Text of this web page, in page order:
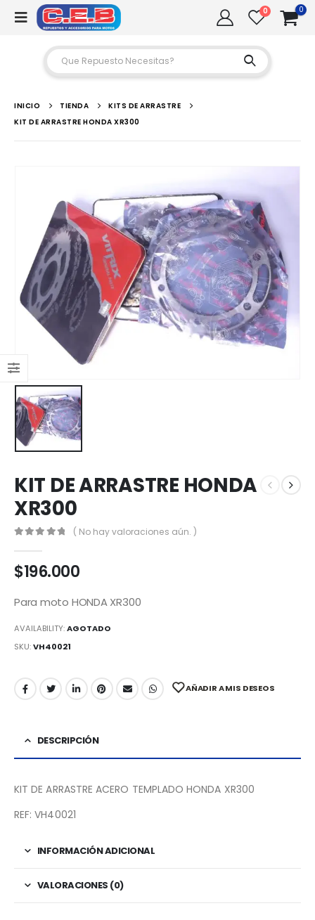
0 0
INICIO TIENDA
KITS DE ARRASTRE
KIT DE ARRASTRE HONDA XR300
KIT DE ARRASTRE HONDA
XR300
( No hay valoraciones aún. )
$196.000
Para moto HONDA XR300
AVAILABILITY:AGOTADO
SKU:VH40021
AÑADIR A MIS DESEOS
DESCRIPCIÓN
KIT DE ARRASTRE ACERO TEMPLADO HONDA XR300
REF: VH40021
INFORMACIÓN ADICIONAL
VALORACIONES (0)